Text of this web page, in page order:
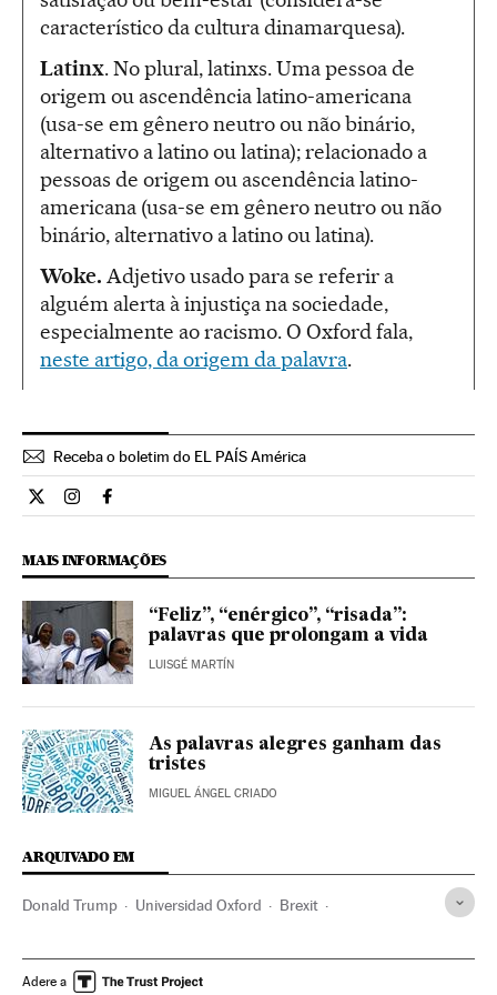
característico da cultura dinamarquesa).
Latinx. No plural, latinxs. Uma pessoa de
origem ou ascendência latino-americana
(usa-se em gênero neutro ou não binário,
alternativo a latino ou latina); relacionado a
pessoas de origem ou ascendência latino-
americana (usa-se em gênero neutro ou não
binário, alternativo a latino ou latina).
Woke. Adjetivo usado para se referir a
alguém alerta à injustiça na sociedade,
especialmente ao racismo. O Oxford fala,
neste artigo, da origem da palavra.
Receba o boletim do EL PAÍS América
Internacional El País Brasil en Twitter
Internacional El País Brasil en Instagram
Internacional El País Brasil en Facebook
MAIS INFORMAÇÕES
“Feliz”, “enérgico”, “risada”:
palavras que prolongam a vida
LUISGÉ MARTÍN
As palavras alegres ganham das
tristes
MIGUEL ÁNGEL CRIADO
ARQUIVADO EM
Donald Trump Universidad Oxford Brexit
Referendo Eleições europeias
Adere a